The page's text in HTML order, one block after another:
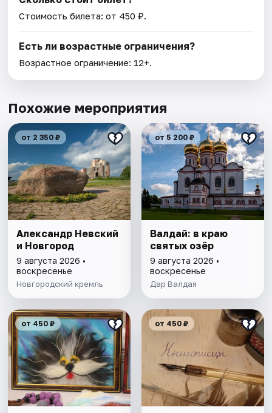
Стоимость билета: от 450 ₽.
Есть ли возрастные ограничения?
Возрастное ограничение: 12+.
Похожие мероприятия
от 2 350 ₽
Александр Невский
и Новгород
9 августа 2026 •
воскресенье
Новгородский кремль
от 5 200 ₽
Валдай: в краю
святых озёр
9 августа 2026 •
воскресенье
Дар Валдая
от 450 ₽ от 450 ₽